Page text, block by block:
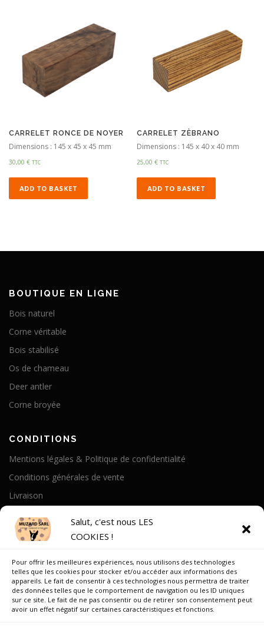
Salut, c'est nous LES
COOKIES !
Pour offrir les meilleures expériences, nous utilisons des technologies
telles que les cookies pour stocker et/ou accéder aux informations des
appareils. Le fait de consentir à ces technologies nous permettra de traiter
des données telles que le comportement de navigation ou les ID uniques
sur ce site. Le fait de ne pas consentir ou de retirer son consentement peut
avoir un effet négatif sur certaines caractéristiques et fonctions.
CARRELET RONCE DE NOYER
Dimensions : 145 x 45 x 45 mm
30,00 € TTC
ADD TO BASKET
CARRELET ZÈBRANO
Dimensions : 145 x 40 x 40 mm
25,00€ TTC
ADD TO BASKET
BOUTIQUE EN LIGNE
Bois naturel
Corne véritable
Bois stabilisé
Os de chameau
Deer antler
Corne broyée
CONDITIONS
Mentions légales & Politique de confidentialité
Conditions générales de vente
Livraison
Notre Histoire
On parle de nous
Recrutement